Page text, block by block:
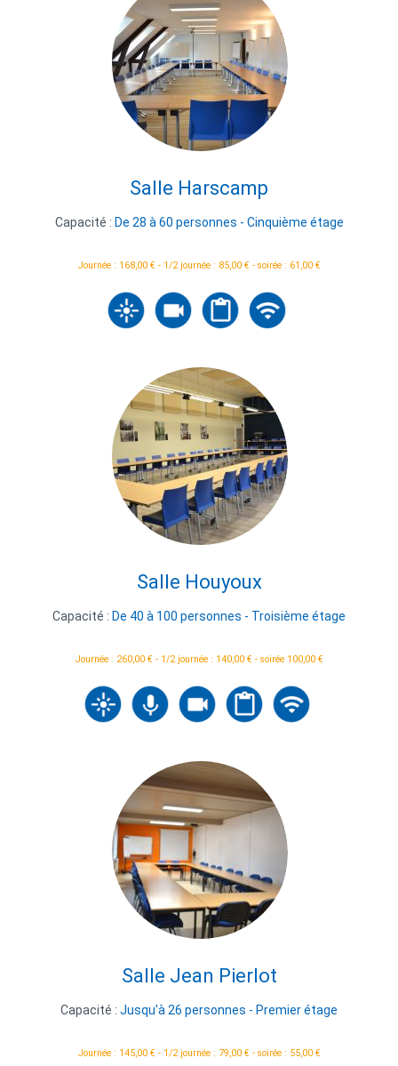
Salle Harscamp
Capacité : De 28 à 60 personnes - Cinquième étage
Journée : 168,00 € - 1/2 journée : 85,00 € - soirée : 61,00 €
Salle Houyoux
Capacité : De 40 à 100 personnes - Troisième étage
Journée : 260,00 € - 1/2 journée : 140,00 € - soirée 100,00 €
Salle Jean Pierlot
Capacité : Jusqu'à 26 personnes - Premier étage
Journée : 145,00 € - 1/2 journée : 79,00 € - soirée : 55,00 €